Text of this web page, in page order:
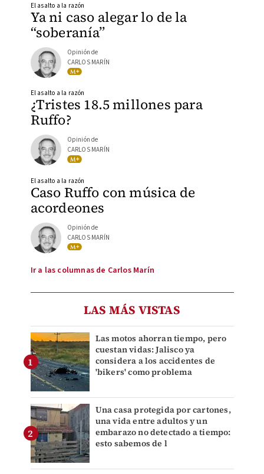
Ya ni caso alegar lo de la
“soberanía”
El asalto a la razón
Opinión de
CARLOS MARÍN
¿Tristes 18.5 millones para
Ruffo?
El asalto a la razón
Opinión de
CARLOS MARÍN
Caso Ruffo con música de
acordeones
El asalto a la razón
Opinión de
CARLOS MARÍN
Ir a las columnas de Carlos Marín
LAS MÁS VISTAS
Las motos ahorran tiempo, pero
cuestan vidas: Jalisco ya
considera a los accidentes de
'bikers' como problema
Una casa protegida por cartones,
una vida entre adultos y un
embarazo no detectado a tiempo:
esto sabemos de l